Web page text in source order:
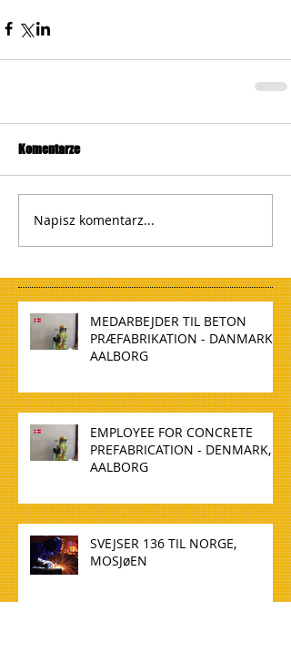
Komentarze
Napisz komentarz...
MEDARBEJDER TIL BETON
PRÆFABRIKATION - DANMARK,
AALBORG
EMPLOYEE FOR CONCRETE
PREFABRICATION - DENMARK,
AALBORG
SVEJSER 136 TIL NORGE,
MOSJøEN